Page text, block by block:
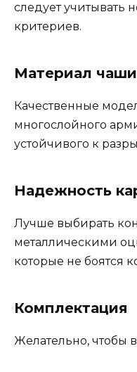
следует учитывать
критериев.
Материал чаши
Качественные
многослойного
устойчивого к
Надежность
Лучше выбирать
металлическими
которые не боятся
Комплектация
Желательно, чтобы